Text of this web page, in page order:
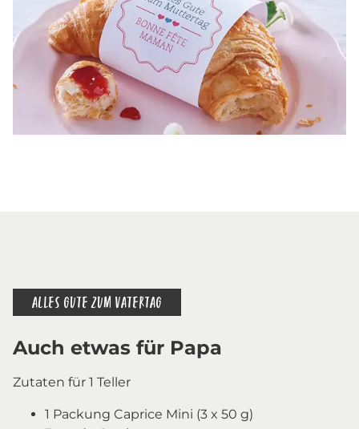
ALLES GUTE ZUM VATERTAG
Auch etwas für Papa
Zutaten für 1 Teller
1 Packung Caprice Mini (3 x 50 g)